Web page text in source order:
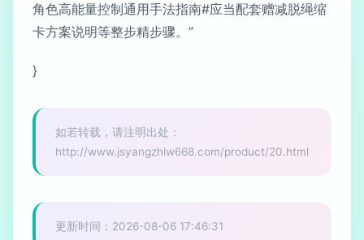
角色高能量控制通用手法指南#应当配套赠减脱绳缩
卡方案说明等整步精步骤。”
}
如若转载，请注明出处：
http://www.jsyangzhiw668.com/product/20.html
更新时间：2026-08-06 17:46:31